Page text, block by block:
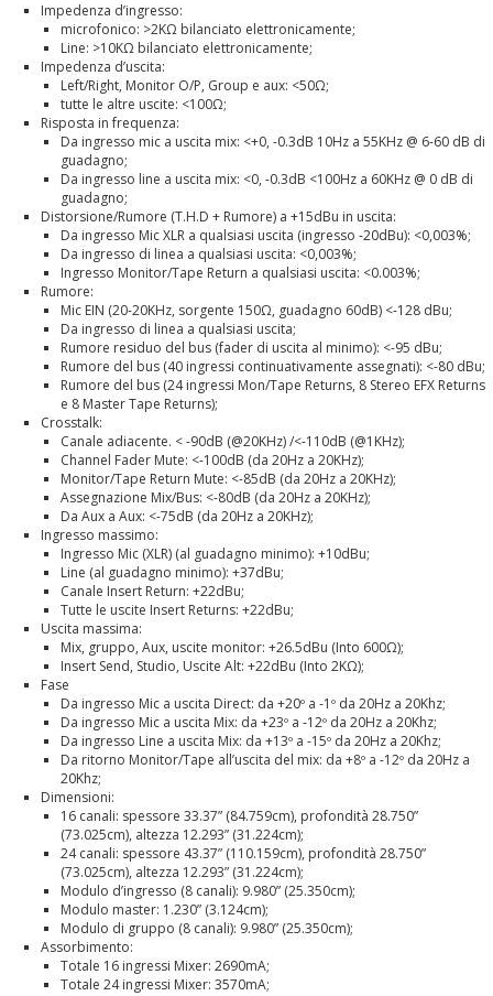
Impedenza d’ingresso:
microfonico: >2KΩ bilanciato elettronicamente;
Line: >10KΩ bilanciato elettronicamente;
Impedenza d’uscita:
Left/Right, Monitor O/P, Group e aux: <50Ω;
tutte le altre uscite: <100Ω;
Risposta in frequenza:
Da ingresso mic a uscita mix: <+0, -0.3dB 10Hz a 55KHz @ 6-60 dB di
guadagno;
Da ingresso line a uscita mix: <0, -0.3dB <100Hz a 60KHz @ 0 dB di
guadagno;
Distorsione/Rumore (T.H.D + Rumore) a +15dBu in uscita:
Da ingresso Mic XLR a qualsiasi uscita (ingresso -20dBu): <0,003%;
Da ingresso di linea a qualsiasi uscita: <0,003%;
Ingresso Monitor/Tape Return a qualsiasi uscita: <0.003%;
Rumore:
Mic EIN (20-20KHz, sorgente 150Ω, guadagno 60dB) <-128 dBu;
Da ingresso di linea a qualsiasi uscita;
Rumore residuo del bus (fader di uscita al minimo): <-95 dBu;
Rumore del bus (40 ingressi continuativamente assegnati): <-80 dBu;
Rumore del bus (24 ingressi Mon/Tape Returns, 8 Stereo EFX Returns
e 8 Master Tape Returns);
Crosstalk:
Canale adiacente. < -90dB (@20KHz) /<-110dB (@1KHz);
Channel Fader Mute: <-100dB (da 20Hz a 20KHz);
Monitor/Tape Return Mute: <-85dB (da 20Hz a 20KHz);
Assegnazione Mix/Bus: <-80dB (da 20Hz a 20KHz);
Da Aux a Aux: <-75dB (da 20Hz a 20KHz);
Ingresso massimo:
Ingresso Mic (XLR) (al guadagno minimo): +10dBu;
Line (al guadagno minimo): +37dBu;
Canale Insert Return: +22dBu;
Tutte le uscite Insert Returns: +22dBu;
Uscita massima:
Mix, gruppo, Aux, uscite monitor: +26.5dBu (Into 600Ω);
Insert Send, Studio, Uscite Alt: +22dBu (Into 2KΩ);
Fase
Da ingresso Mic a uscita Direct: da +20º a -1º da 20Hz a 20Khz;
Da ingresso Mic a uscita Mix: da +23º a -12º da 20Hz a 20Khz;
Da ingresso Line a uscita Mix: da +13º a -15º da 20Hz a 20Khz;
Da ritorno Monitor/Tape all’uscita del mix: da +8º a -12º da 20Hz a
20Khz;
Dimensioni:
16 canali: spessore 33.37” (84.759cm), profondità 28.750”
(73.025cm), altezza 12.293” (31.224cm);
24 canali: spessore 43.37” (110.159cm), profondità 28.750”
(73.025cm), altezza 12.293” (31.224cm);
Modulo d’ingresso (8 canali): 9.980” (25.350cm);
Modulo master: 1.230” (3.124cm);
Modulo di gruppo (8 canali): 9.980” (25.350cm);
Assorbimento:
Totale 16 ingressi Mixer: 2690mA;
Totale 24 ingressi Mixer: 3570mA;